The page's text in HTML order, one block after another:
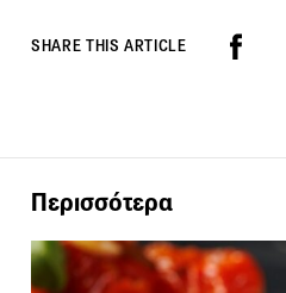
SHARE THIS ARTICLE
Περισσότερα